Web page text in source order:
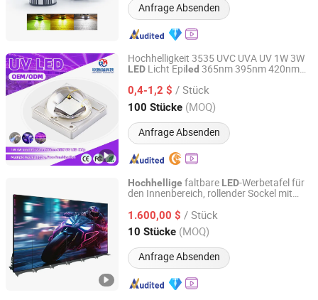
Anfrage Absenden
Hochhelligkeit 3535 UVC UVA UV 1W 3W
LED Licht Epi led 365nm 395nm 420nm
0,4-1,2 $ / Stück
100 Stücke (MOQ)
Anfrage Absenden
Shenzhen Lianxinrui Technology Co., Ltd.
Guangdong, China Seit 2021
Hochhellige faltbare LED-Werbetafel für
den Innenbereich, rollender Sockel mit
Steuerung
1.600,00 $ / Stück
10 Stücke (MOQ)
Anfrage Absenden
Shenzhen Hopestar Sci-Tech Co., Ltd.
Guangdong, China Seit 2009